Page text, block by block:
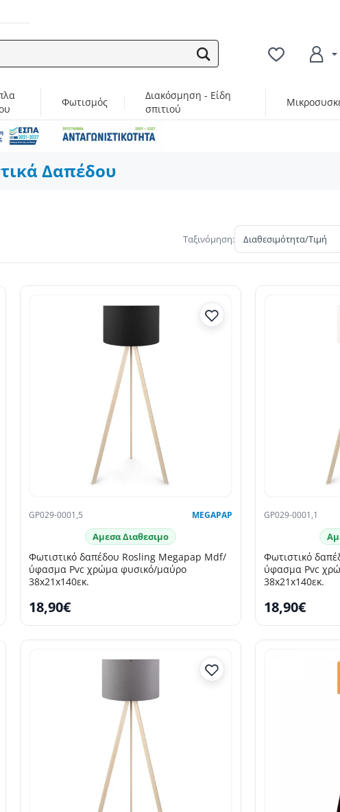
Φωτισμός
Διακόσμηση - Είδη
σπιτιού
Δαπέδου
Ταξινόμηση:
GP029-0001,5 MEGAPAP
Αμεσα Διαθεσιμο
Φωτιστικό δαπέδου Rosling Megapap Mdf/
ύφασμα Pvc χρώμα φυσικό/μαύρο
38x21x140εκ.
18,90€
GP029-0001,1
Φωτιστικό
ύφασμα Pvc
38x21x140εκ.
18,90€